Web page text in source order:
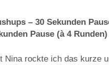
– 30 Sekunden
Pause (à 4 Runden)
rockte ich das kurze